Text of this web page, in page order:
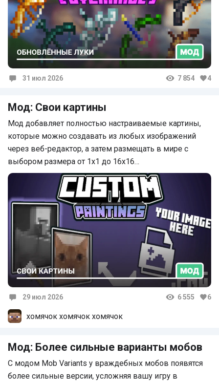
31 июл 2026 7 854 4
Мод: Свои картины
Мод добавляет полностью настраиваемые картины,
которые можно создавать из любых изображений
через веб-редактор, а затем размещать в мире с
выбором размера от 1x1 до 16x16…
29 июл 2026 6 555 6
хомячок хомячок хомячок
Мод: Более сильные варианты мобов
С модом Mob Variants у враждебных мобов появятся
более сильные версии, усложняя вашу игру в